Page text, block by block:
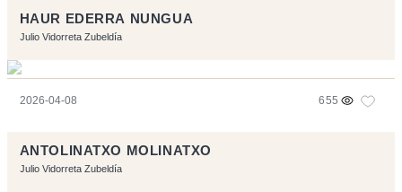
HAUR EDERRA NUNGUA
Julio Vidorreta Zubeldía
2026-04-08 655
ANTOLINATXO MOLINATXO
Julio Vidorreta Zubeldía